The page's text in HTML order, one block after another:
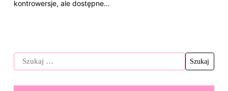
kontrowersje, ale dostępne…